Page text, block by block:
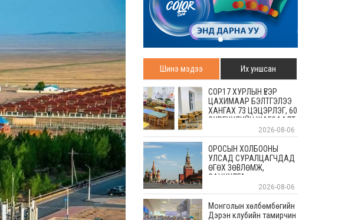
Шинэ мэдээ Их уншсан
COP17 ХУРЛЫН ҮЕЭР
ЦАХИМААР БЭЛТГЭЛЭЭ
ХАНГАХ 73 ЦЭЦЭРЛЭГ, 60
СУРГУУЛИЙН ЖАГСААЛТ
2026-08-06
ОРОСЫН ХОЛБООНЫ
УЛСАД СУРАЛЦАГЧДАД
ӨГӨХ ЗӨВЛӨМЖ,
САНУУЛГА
2026-08-06
Монголын хөлбөмбөгийн
Дэрэн клубийн тамирчин